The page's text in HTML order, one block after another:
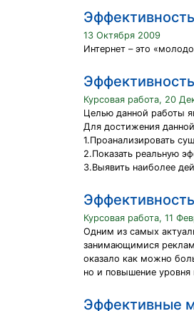
13 Октября 2009
Интернет – это
Курсовая работа, 20
Целью данной работы
Для достижения
1.Проанализировать
2.Показать реальную
3.Выявить наиболее
Курсовая работа, 11
Одним из самых
занимающимися
оказало как можно
но и повышение
Эффективные